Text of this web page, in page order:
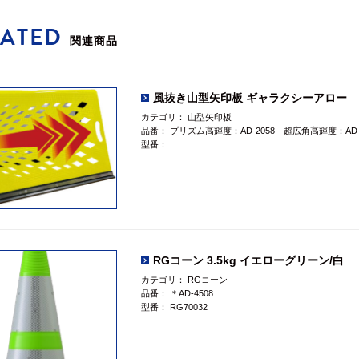
関連商品
風抜き山型矢印板 ギャラクシーアロー
カテゴリ：
山型矢印板
品番：
プリズム高輝度：AD-2058 超広角高輝度：
型番：
RGコーン 3.5kg イエローグリーン/白
カテゴリ：
RGコーン
品番：
＊AD-4508
型番：
RG70032